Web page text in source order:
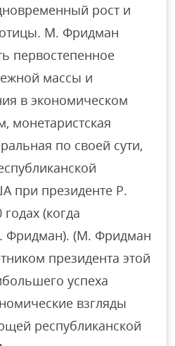
рост и
М. Фридман
первостепенное
массы и
в экономическом
монетаристская
по своей сути,
при президенте Р.
(когда
Фридман). (М. Фридман
президента этой
успеха
взгляды
республиканской